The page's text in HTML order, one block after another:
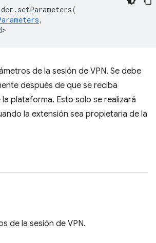
. setParameters(
,
de la sesión de VPN. Se debe
después de que se reciba
la plataforma. Esto solo se realizará
la extensión sea propietaria de la
de la sesión de VPN.